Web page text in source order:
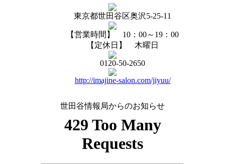
東京都世田谷区奥沢5-25-11
【営業時間】 10：00～19：00
【定休日】 木曜日
0120-50-2650
http://imajine-salon.com/jiyuu/
世田谷情報局からのお知らせ